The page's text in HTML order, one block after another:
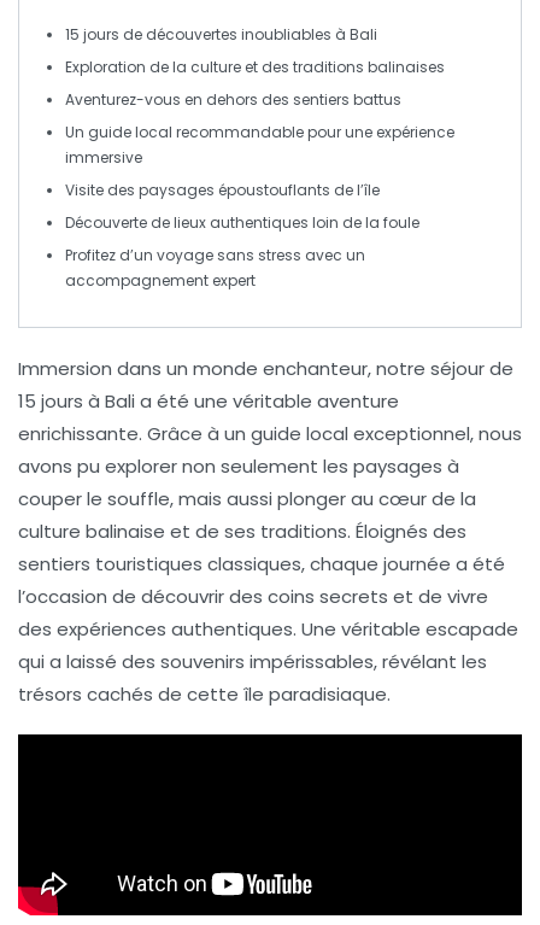
15 jours de découvertes inoubliables à Bali
Exploration de la culture et des traditions balinaises
Aventurez-vous en dehors des sentiers battus
Un guide local recommandable pour une expérience
immersive
Visite des paysages époustouflants de l’île
Découverte de lieux authentiques loin de la foule
Profitez d’un voyage sans stress avec un
accompagnement expert
Immersion dans un monde enchanteur, notre séjour de
15 jours à Bali a été une véritable aventure
enrichissante. Grâce à un guide local exceptionnel, nous
avons pu explorer non seulement les paysages à
couper le souffle, mais aussi plonger au cœur de la
culture balinaise et de ses traditions. Éloignés des
sentiers touristiques classiques, chaque journée a été
l’occasion de découvrir des coins secrets et de vivre
des expériences authentiques. Une véritable escapade
qui a laissé des souvenirs impérissables, révélant les
trésors cachés de cette île paradisiaque.